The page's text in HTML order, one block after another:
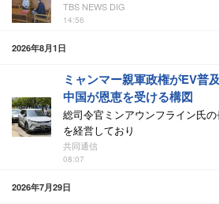
TBS NEWS DIG
14:56
2026年8月1日
ミャンマー親軍政権がEV普
中国が恩恵を受ける構図
総司令官ミンアウンフライン氏
を経営しており
共同通信
08:07
2026年7月29日